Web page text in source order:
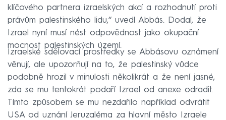
klíčového partnera izraelských akcí a rozhodnutí proti
právům palestinského lidu,“ uvedl Abbás. Dodal, že
Izrael nyní musí nést odpovědnost jako okupační
mocnost palestinských území.
Izraelské sdělovací prostředky se Abbásovu oznámení
věnují, ale upozorňují na to, že palestinský vůdce
podobně hrozil v minulosti několikrát a že není jasné,
zda se mu tentokrát podaří Izrael od anexe odradit.
Tímto způsobem se mu nezdařilo například odvrátit
USA od uznání Jeruzaléma za hlavní město Izraele